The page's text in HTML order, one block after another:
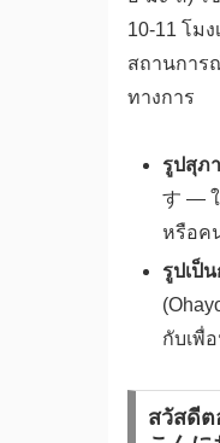
10-11 โม
สถานการ
ทางการ
รูปสุภ
す —
หรือค
รูปเป็
กับเพื่
สวัสดี